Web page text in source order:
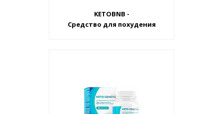
KETOBNB -
Средство для похудения